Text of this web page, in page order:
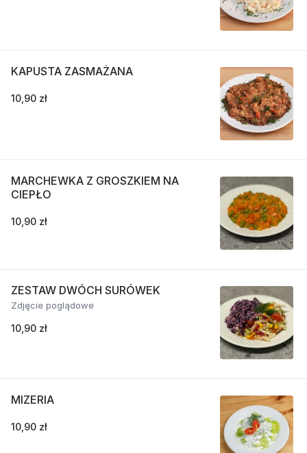
KAPUSTA ZASMAŻANA
10,90 zł
MARCHEWKA Z GROSZKIEM NA
CIEPŁO
10,90 zł
ZESTAW DWÓCH SURÓWEK
Zdjęcie poglądowe
10,90 zł
MIZERIA
10,90 zł